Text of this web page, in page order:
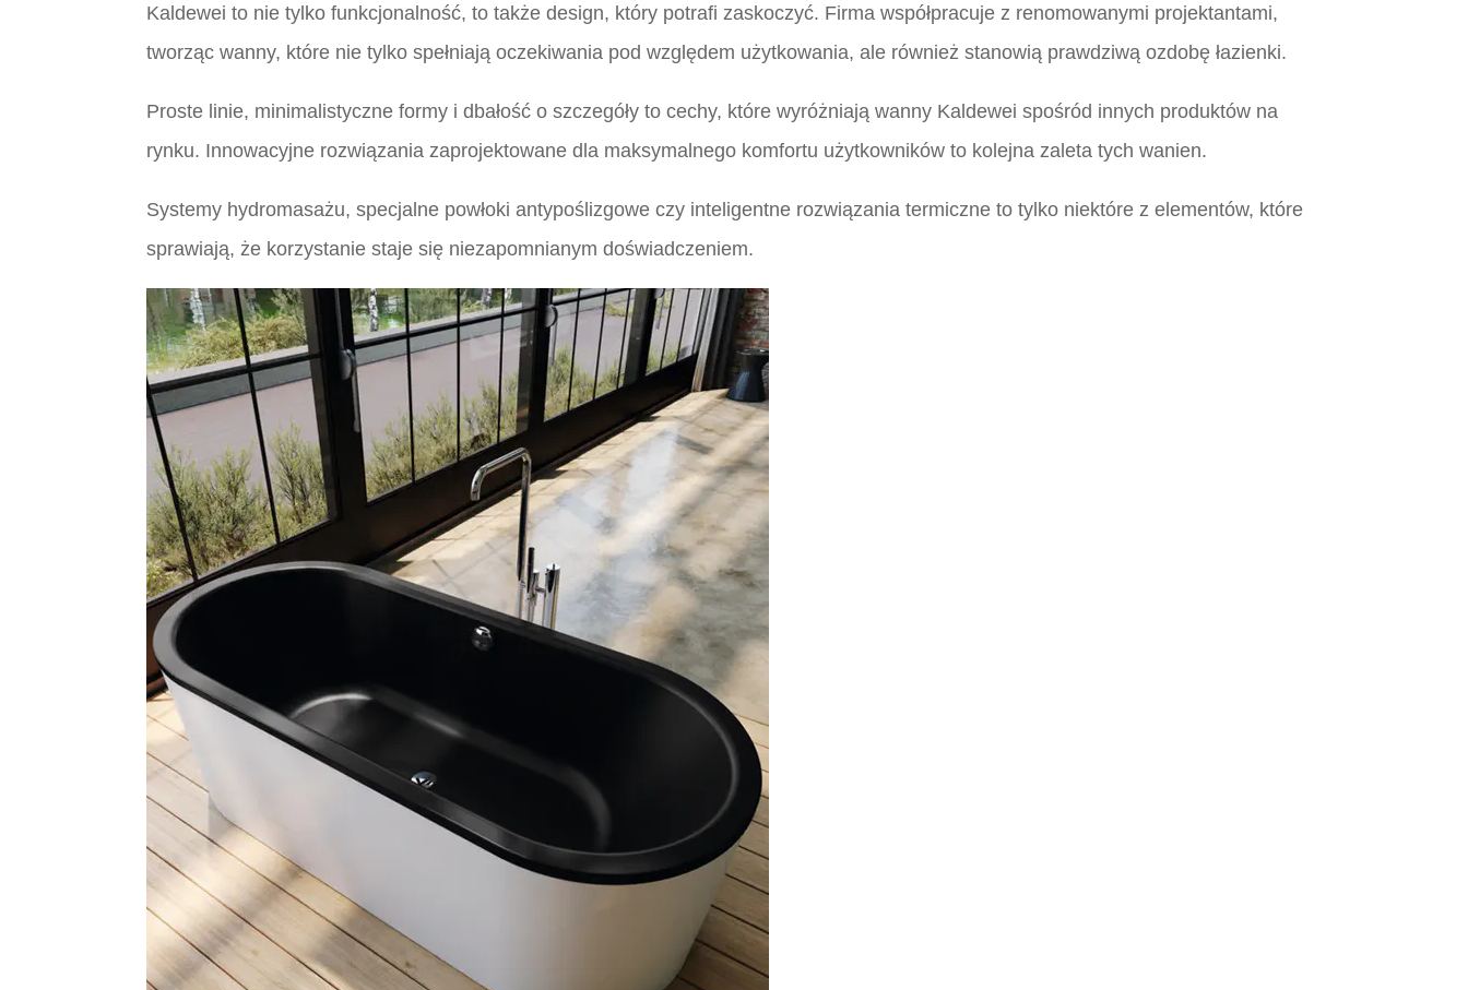
Kaldewei to nie tylko funkcjonalność, to także design, który potrafi zaskoczyć. Firma współpracuje z renomowanymi projektantami,
tworząc wanny, które nie tylko spełniają oczekiwania pod względem użytkowania, ale również stanowią prawdziwą ozdobę łazienki.
Proste linie, minimalistyczne formy i dbałość o szczegóły to cechy, które wyróżniają wanny Kaldewei spośród innych produktów na
rynku. Innowacyjne rozwiązania zaprojektowane dla maksymalnego komfortu użytkowników to kolejna zaleta tych wanien.
Systemy hydromasażu, specjalne powłoki antypoślizgowe czy inteligentne rozwiązania termiczne to tylko niektóre z elementów, które
sprawiają, że korzystanie staje się niezapomnianym doświadczeniem.